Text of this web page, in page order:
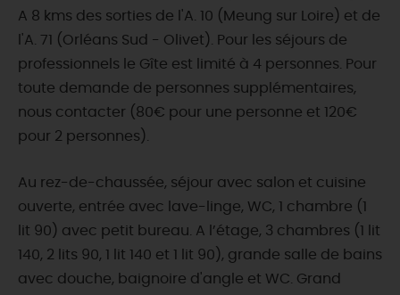
A 8 kms des sorties de l'A. 10 (Meung sur Loire) et de
l'A. 71 (Orléans Sud - Olivet). Pour les séjours de
professionnels le Gîte est limité à 4 personnes. Pour
toute demande de personnes supplémentaires,
nous contacter (80€ pour une personne et 120€
pour 2 personnes).
Au rez-de-chaussée, séjour avec salon et cuisine
ouverte, entrée avec lave-linge, WC, 1 chambre (1
lit 90) avec petit bureau. A l’étage, 3 chambres (1 lit
140, 2 lits 90, 1 lit 140 et 1 lit 90), grande salle de bains
avec douche, baignoire d'angle et WC. Grand